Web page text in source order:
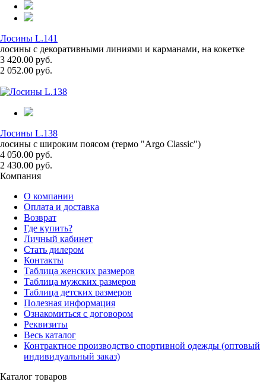
Лосины L.141
лосины с декоративными линиями и карманами, на кокетке
3 420.00 руб.
2 052.00 руб.
Лосины L.138
лосины с широким поясом (термо "Argo Classic")
4 050.00 руб.
2 430.00 руб.
Компания
О компании
Оплата и доставка
Возврат
Где купить?
Личный кабинет
Стать дилером
Контакты
Таблица женских размеров
Таблица мужских размеров
Таблица детских размеров
Полезная информация
Ознакомиться с договором
Реквизиты
Весь каталог
Контрактное производство спортивной одежды (оптовый
индивидуальный заказ)
Каталог товаров